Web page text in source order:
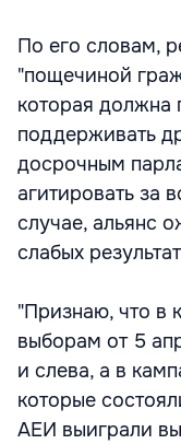
По его словам,
"пощечиной
которая должна
поддерживать
досрочным
агитировать за
случае, альянс
слабых
"Признаю, что в
выборам от 5
и слева, а в
которые
АЕИ выиграли